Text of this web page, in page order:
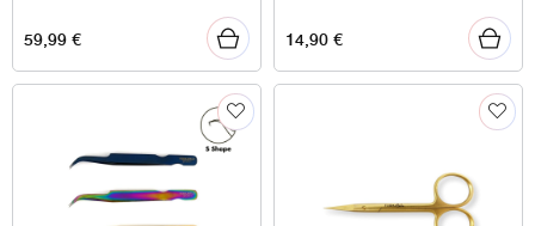
59,99€ 14,90€